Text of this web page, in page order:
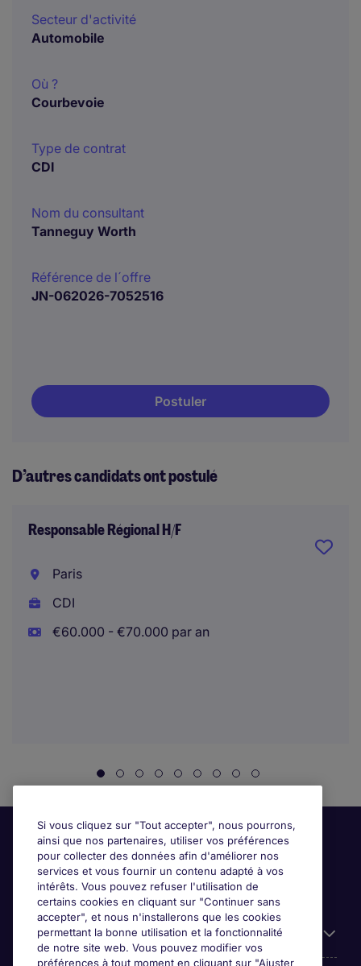
Secteur d'activité
Automobile
Où ?
Courbevoie
Type de contrat
CDI
Nom du consultant
Tanneguy Worth
Référence de l´offre
JN-062026-7052516
Postuler
D’autres candidats ont postulé
Responsable Régional H/F
Paris
CDI
€60.000 - €70.000 par an
Candidats
Si vous cliquez sur "Tout accepter", nous pourrons,
ainsi que nos partenaires, utiliser vos préférences
pour collecter des données afin d'améliorer nos
services et vous fournir un contenu adapté à vos
intérêts. Vous pouvez refuser l'utilisation de
certains cookies en cliquant sur "Continuer sans
accepter", et nous n'installerons que les cookies
permettant la bonne utilisation et la fonctionnalité
de notre site web. Vous pouvez modifier vos
préférences à tout moment en cliquant sur "Ajuster